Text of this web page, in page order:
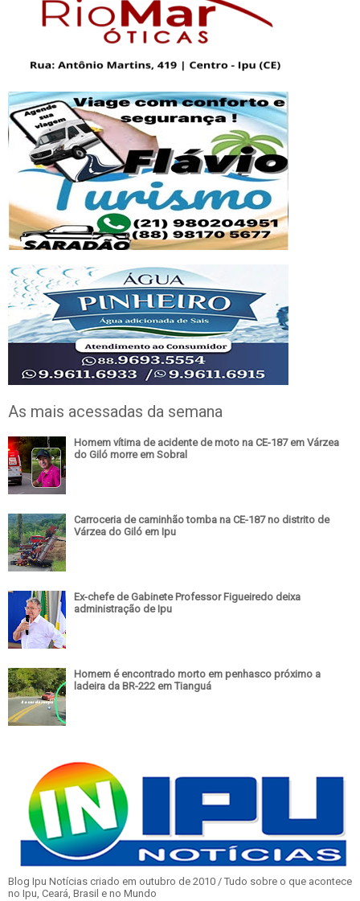
As mais acessadas da semana
Homem vítima de acidente de moto na CE-187 em Várzea
do Giló morre em Sobral
Carroceria de caminhão tomba na CE-187 no distrito de
Várzea do Giló em Ipu
Ex-chefe de Gabinete Professor Figueiredo deixa
administração de Ipu
Homem é encontrado morto em penhasco próximo a
ladeira da BR-222 em Tianguá
Blog Ipu Notícias criado em outubro de 2010 / Tudo sobre o que acontece
no Ipu, Ceará, Brasil e no Mundo